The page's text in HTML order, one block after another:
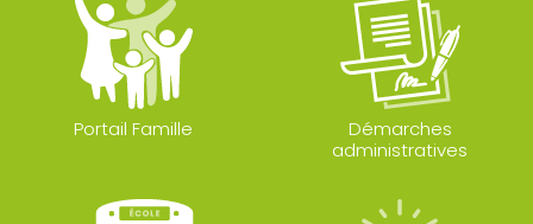
Portail Famille
Démarches
administratives